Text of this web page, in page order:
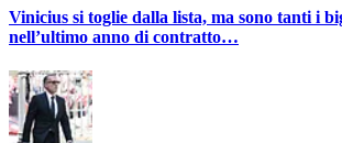
Vinicius si toglie dalla lista, ma sono tanti i
nell’ultimo anno di contratto…